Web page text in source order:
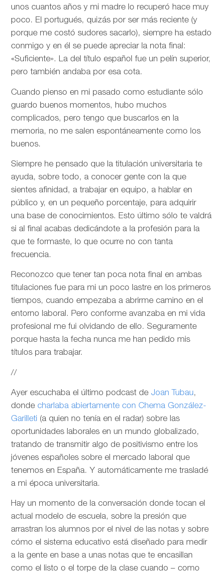
unos cuantos años y mi madre lo recuperó hace muy
poco. El portugués, quizás por ser más reciente (y
porque me costó sudores sacarlo), siempre ha estado
conmigo y en él se puede apreciar la nota final:
«Suficiente». La del título español fue un pelín superior,
pero también andaba por esa cota.
Cuando pienso en mi pasado como estudiante sólo
guardo buenos momentos, hubo muchos
complicados, pero tengo que buscarlos en la
memoria, no me salen espontáneamente como los
buenos.
Siempre he pensado que la titulación universitaria te
ayuda, sobre todo, a conocer gente con la que
sientes afinidad, a trabajar en equipo, a hablar en
público y, en un pequeño porcentaje, para adquirir
una base de conocimientos. Esto último sólo te valdrá
si al final acabas dedicándote a la profesión para la
que te formaste, lo que ocurre no con tanta
frecuencia.
Reconozco que tener tan poca nota final en ambas
titulaciones fue para mi un poco lastre en los primeros
tiempos, cuando empezaba a abrirme camino en el
entorno laboral. Pero conforme avanzaba en mi vida
profesional me fui olvidando de ello. Seguramente
porque hasta la fecha nunca me han pedido mis
títulos para trabajar.
//
Ayer escuchaba el último podcast de Joan Tubau,
donde charlaba abiertamente con Chema González-
Garilleti (a quien no tenía en el radar) sobre las
oportunidades laborales en un mundo globalizado,
tratando de transmitir algo de positivismo entre los
jóvenes españoles sobre el mercado laboral que
tenemos en España. Y automáticamente me trasladé
a mi época universitaria.
Hay un momento de la conversación donde tocan el
actual modelo de escuela, sobre la presión que
arrastran los alumnos por el nivel de las notas y sobre
cómo el sistema educativo está diseñado para medir
a la gente en base a unas notas que te encasillan
como el listo o el torpe de la clase cuando – como